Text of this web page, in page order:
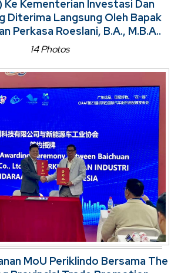
Ke Kementerian Investasi Dan
Diterima Langsung Oleh Bapak
Perkasa Roeslani, B.A., M.B.A..
14 Photos
MoU Periklindo Bersama The